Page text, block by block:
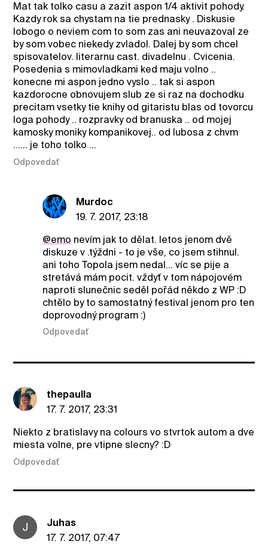
Mat tak tolko casu a zazit aspon 1/4 aktivit pohody.
Kazdy rok sa chystam na tie prednasky . Diskusie
lobogo o neviem com to som zas ani neuvazoval ze
by som vobec niekedy zvladol. Dalej by som chcel
spisovatelov. literarnu cast. divadelnu . Cvicenia.
Posedenia s mimovladkami ked maju volno ..
konecne mi aspon jedno vyslo .. tak si aspon
kazdorocne obnovujem slub ze si raz na dochodku
precitam vsetky tie knihy od gitaristu blas od tovorcu
loga pohody .. rozpravky od branuska .. od mojej
kamosky moniky kompanikovej.. od lubosa z chvm
...... je toho tolko ...
Odpovedať
Murdoc
19. 7. 2017, 23:18
@emo nevím jak to dělat. letos jenom dvě
diskuze v .týždni - to je vše, co jsem stihnul.
ani toho Topola jsem nedal... víc se pije a
stretává mám pocit. vždyť v tom nápojovém
naproti slunečnic seděl pořád někdo z WP :D
chtělo by to samostatný festival jenom pro ten
doprovodný program :)
Odpovedať
thepaulla
17. 7. 2017, 23:31
Niekto z bratislavy na colours vo stvrtok autom a dve
miesta volne, pre vtipne slecny? :D
Odpovedať
J
Juhas
17. 7. 2017, 07:47